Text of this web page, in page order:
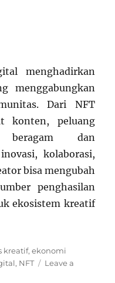
menghadirkan
menggabungkan
Dari NFT
konten, peluang
beragam dan
kolaborasi,
bisa mengubah
penghasilan
ekosistem kreatif
kreatif,ekonomi
, NFT
Leave a